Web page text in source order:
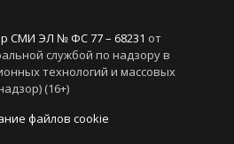
СМИ ЭЛ № ФС 77 – 68231 от
службой по надзору в
технологий и массовых
(16+)
файлов cookie